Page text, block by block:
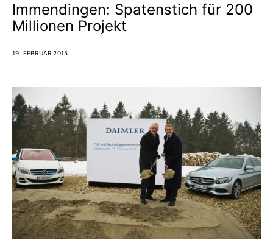
Immendingen: Spatenstich für 200
Millionen Projekt
19. FEBRUAR 2015